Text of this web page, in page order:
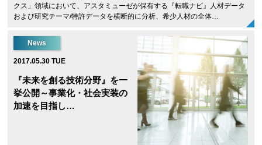
クス」領域において、アスタミューゼが保有する『転職ナビ』人材データ
および研究テーマ/特許データを横断的に分析、希少人材の全体…
News
2017.05.30 TUE
『未来を創る技術分野』を一
挙公開～事業化・社会実装の
加速を目指し…